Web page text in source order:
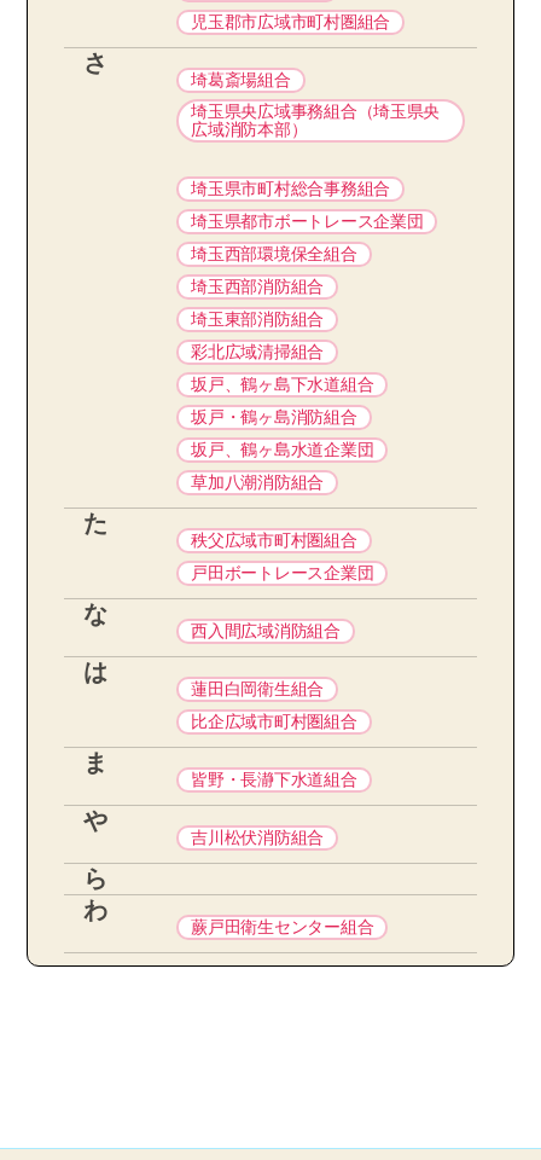
児玉郡市広域市町村圏組合
さ
埼葛斎場組合
埼玉県央広域事務組合（埼玉県央
広域消防本部）
埼玉県市町村総合事務組合
埼玉県都市ボートレース企業団
埼玉西部環境保全組合
埼玉西部消防組合
埼玉東部消防組合
彩北広域清掃組合
坂戸、鶴ヶ島下水道組合
坂戸・鶴ヶ島消防組合
坂戸、鶴ヶ島水道企業団
草加八潮消防組合
た
秩父広域市町村圏組合
戸田ボートレース企業団
な
西入間広域消防組合
は
蓮田白岡衛生組合
比企広域市町村圏組合
ま
皆野・長瀞下水道組合
や
吉川松伏消防組合
ら
わ
蕨戸田衛生センター組合